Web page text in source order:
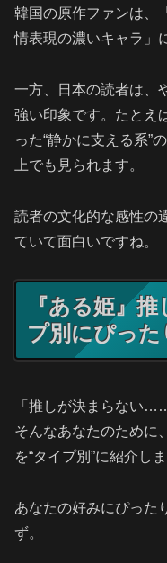
韓国の原作ファンは、
情表現の濃いキャラ」
一方、日本の読者は、
強い印象です。たとえ
った“静かに支える系”
上でも見られます。
読者の文化的な感性の
ていて面白いですね。
『ある姫』
プ別にぴった
「推しが決まらない
そんなあなたのために
を“タイプ別”に紹介しま
あなたの好みにぴった
ず。